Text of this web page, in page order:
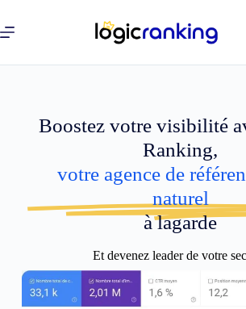
Boostez votre visibilité
Ranking,
votre agence de
naturel
à lagarde
Et devenez leader de votre